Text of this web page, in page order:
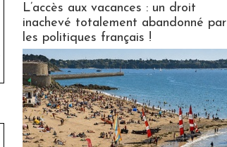
L’accès aux vacances : un droit
inachevé totalement abandonné par
les politiques français !